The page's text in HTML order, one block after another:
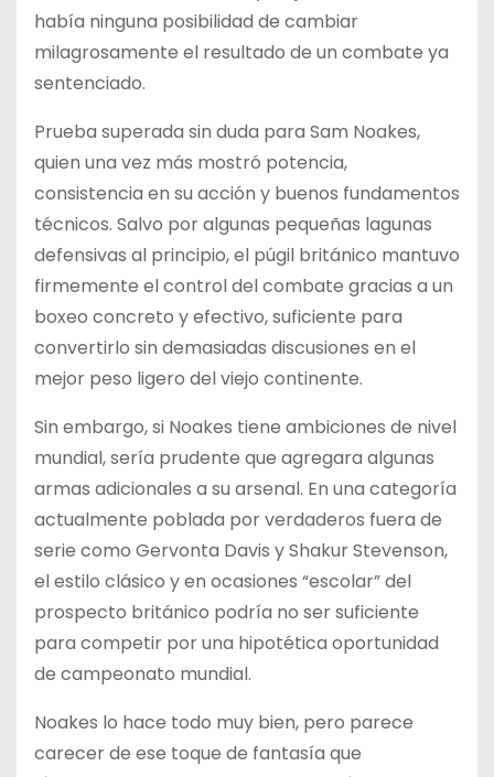
había ninguna posibilidad de cambiar
milagrosamente el resultado de un combate ya
sentenciado.
Prueba superada sin duda para Sam Noakes,
quien una vez más mostró potencia,
consistencia en su acción y buenos fundamentos
técnicos. Salvo por algunas pequeñas lagunas
defensivas al principio, el púgil británico mantuvo
firmemente el control del combate gracias a un
boxeo concreto y efectivo, suficiente para
convertirlo sin demasiadas discusiones en el
mejor peso ligero del viejo continente.
Sin embargo, si Noakes tiene ambiciones de nivel
mundial, sería prudente que agregara algunas
armas adicionales a su arsenal. En una categoría
actualmente poblada por verdaderos fuera de
serie como Gervonta Davis y Shakur Stevenson,
el estilo clásico y en ocasiones “escolar” del
prospecto británico podría no ser suficiente
para competir por una hipotética oportunidad
de campeonato mundial.
Noakes lo hace todo muy bien, pero parece
carecer de ese toque de fantasía que